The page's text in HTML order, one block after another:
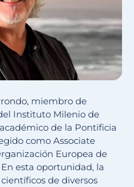
miembro de
Instituto Milenio de
de la Pontificia
como Associate
Europea de
esta oportunidad, la
de diversos